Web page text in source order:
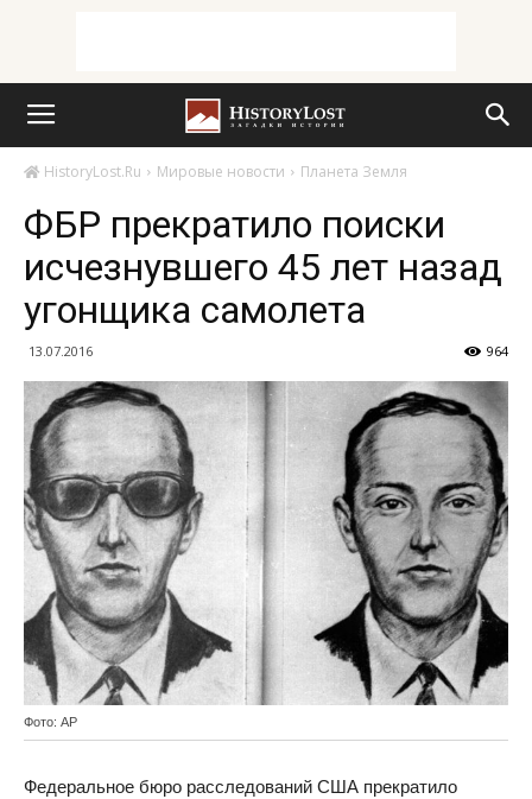
HistoryLost.Ru Мировые новости Планета Земля
ФБР прекратило поиски
исчезнувшего 45 лет назад
угонщика самолета
13.07.2016 964
Фото: AP
Федеральное бюро расследований США прекратило